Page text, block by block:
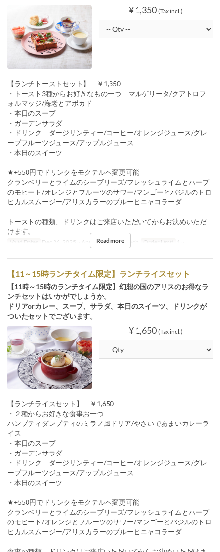
¥ 1,350 (Tax incl.)
【ランチトーストセット】 ￥1,350
・トースト3種からお好きなもの一つ マルゲリータ/クアトロフ
ォルマッジ/海老とアボカド
・本日のスープ
・ガーデンサラダ
・ドリンク ダージリンティー/コーヒー/オレンジジュース/グレ
ープフルーツジュース/アップルジュース
・本日のスイーツ
★+550円でドリンクをモクテルへ変更可能
クランベリーとライムのシーブリーズ/フレッシュライムとハーブ
のモヒート/オレンジとフルーツのサワー/マンゴーとバジルのトロ
ピカルスムージー/アリスカラーのブルーピニャコラーダ
トーストの種類、ドリンクはご来店いただいてからお決めいただ
けます。
Valid Dates Dec 26, 2025 ~ Apr 30 Meals Lunch Order Limit 1 ~
Read more
【11～15時ランチタイム限定】ランチライスセット
【11時～15時のランチタイム限定】幻想の国のアリスのお得なラ
ンチセットはいかがでしょうか。
ドリアorカレー、スープ、サラダ、本日のスイーツ、ドリンクが
ついたセットでございます。
¥ 1,650 (Tax incl.)
【ランチライスセット】 ￥1,650
・２種からお好きな食事お一つ
ハンプティダンプティのミラノ風ドリア/やさいであまいカレーラ
イス
・本日のスープ
・ガーデンサラダ
・ドリンク ダージリンティー/コーヒー/オレンジジュース/グレ
ープフルーツジュース/アップルジュース
・本日のスイーツ
★+550円でドリンクをモクテルへ変更可能
クランベリーとライムのシーブリーズ/フレッシュライムとハーブ
のモヒート/オレンジとフルーツのサワー/マンゴーとバジルのトロ
ピカルスムージー/アリスカラーのブルーピニャコラーダ